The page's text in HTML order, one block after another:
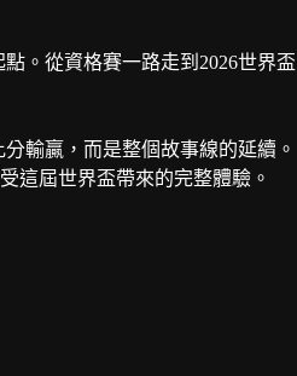
。從資格賽一路走到2026世界盃
輸贏，而是整個故事線的延續。
這屆世界盃帶來的完整體驗。